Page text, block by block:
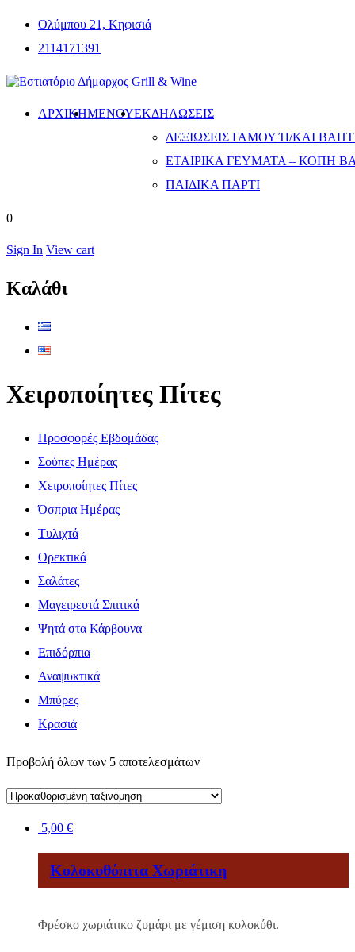
Ολύμπου 21, Κηφισιά
2114171391
ΑΡΧΙΚΗΜΕΝΟΎΕΚΔΗΛΏΣΕΙΣ
ΔΕΞΙΏΣΕΙΣ ΓΆΜΟΥ Ή/ΚΑΙ
ΕΤΑΙΡΙΚΆ ΓΕΎΜΑΤΑ – ΚΟΠΉ
ΠΑΙΔΙΚΆ ΠΆΡΤΙ
0
Sign In View cart
Καλάθι
Χειροποίητες Πίτες
Προσφορές Εβδομάδας
Σούπες Ημέρας
Χειροποίητες Πίτες
Όσπρια Ημέρας
Τυλιχτά
Ορεκτικά
Σαλάτες
Μαγειρευτά Σπιτικά
Ψητά στα Κάρβουνα
Επιδόρπια
Αναψυκτικά
Μπύρες
Κρασιά
Προβολή όλων των 5 αποτελεσμάτων
5,00 €
Κολοκυθόπιτα Χωριάτικη
Φρέσκο χωριάτικο ζυμάρι με γέμιση κολοκύθι.